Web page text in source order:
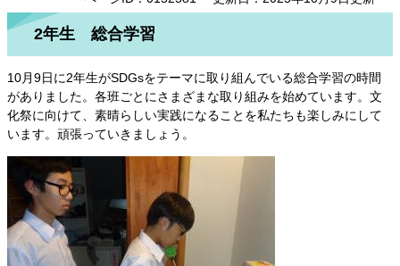
2年生 総合学習
10月9日に2年生がSDGsをテーマに取り組んでいる総合学習の時間
がありました。各班ごとにさまざまな取り組みを始めています。文
化祭に向けて、素晴らしい実践になることを私たちも楽しみにして
います。頑張っていきましょう。